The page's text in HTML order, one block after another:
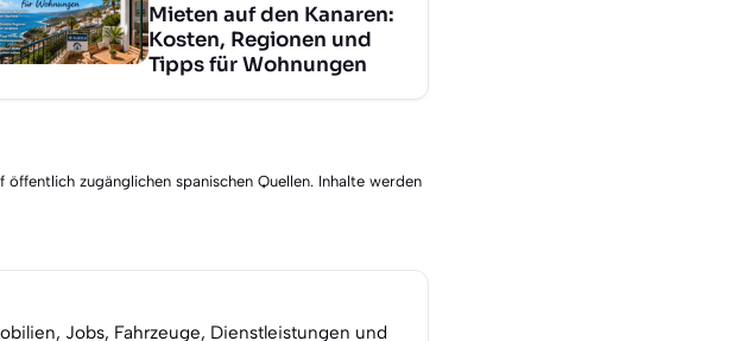
Mieten auf den Kanaren:
Kosten, Regionen und
Tipps für Wohnungen
zugänglichen spanischen Quellen. Inhalte werden
Jobs, Fahrzeuge, Dienstleistungen und